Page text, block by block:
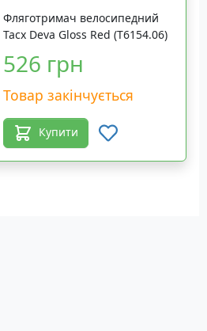
Фляготримач велосипедний
Tacx Deva Gloss Red (T6154.06)
526 грн
Товар закінчується
Купити